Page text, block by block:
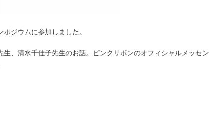
ジウムに参加しました。
、清水千佳子先生のお話。ピンクリボンのオフィシャルメッセン